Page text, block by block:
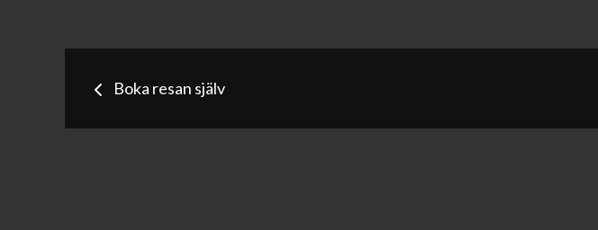
Inläggsnavigering
Boka resan själv